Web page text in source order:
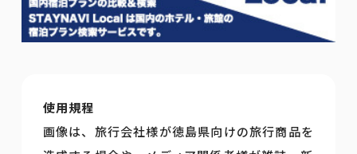
使用規程
画像は、旅行会社様が徳島県向けの旅行商品を